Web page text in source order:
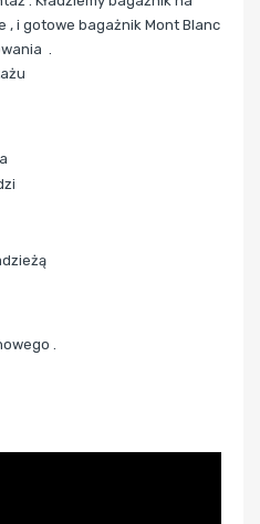
, i gotowe bagażnik Mont Blanc
.
.